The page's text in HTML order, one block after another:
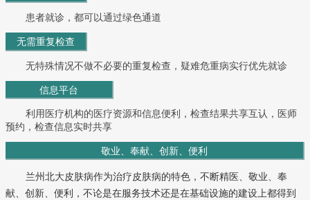
患者就诊，都可以通过绿色通道
无需重复检查
无特殊情况不做不必要的重复检查，疑难危重病实行优先就诊
信息平台
利用医疗机构的医疗资源和信息便利，检查结果共享互认，医师
预约，检查信息实时共享
敬业、奉献、创新、便利
兰州北大皮肤病作为治疗皮肤病的特色，不断精医、敬业、奉
献、创新、便利，不论是在服务技术还是在基础设施的建设上都得到